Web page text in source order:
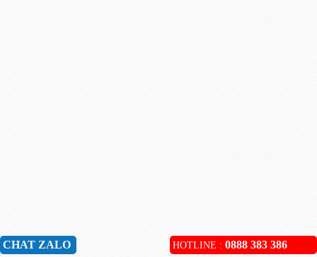
CHAT ZALO HOTLINE : 0888 383 386